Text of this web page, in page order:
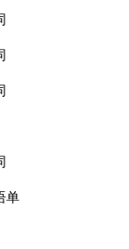
单